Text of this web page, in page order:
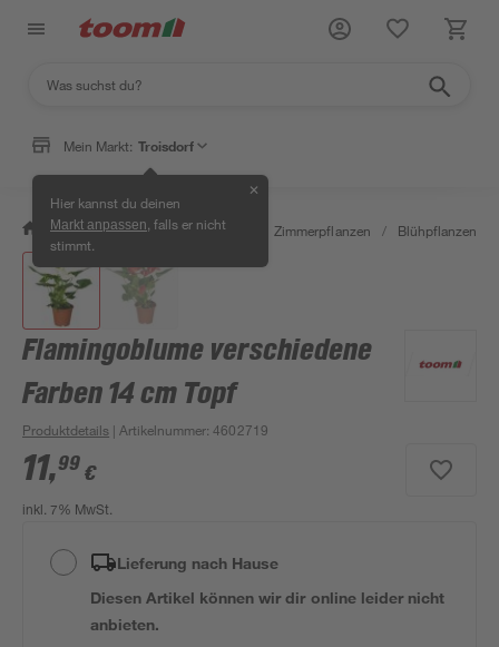
Mein Markt: Troisdorf
Hier kannst du deinen
Markt anpassen , falls er nicht
stimmt.
✕
/ Garten & Freizeit / Pflanzen Zimmerpflanzen / Blühpflanzen
Flamingoblume verschiedene
Farben 14 cm Topf
Produktdetails | Artikelnummer:4602719
11,99 €
inkl. 7% MwSt.
Lieferung nach Hause
Diesen Artikel können wir dir online leider nicht
anbieten.